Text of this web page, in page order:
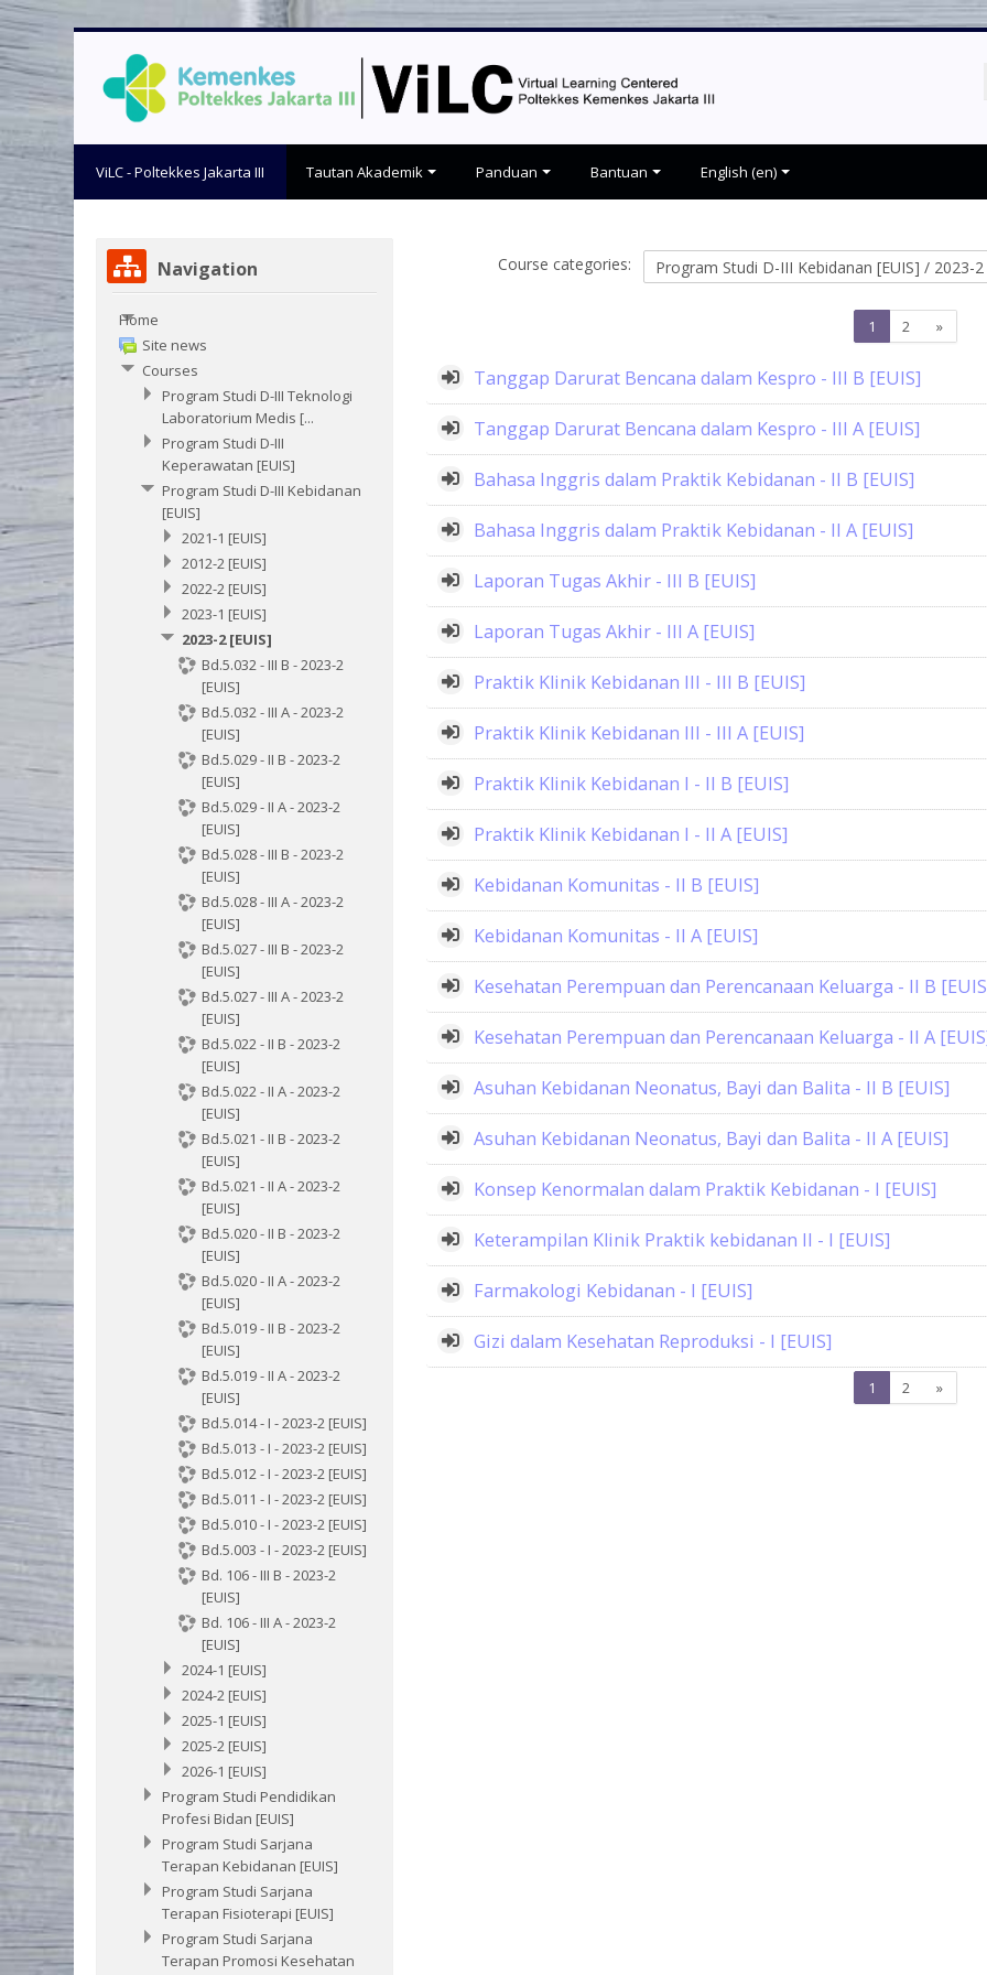
Skip
to
main
content
ViLC - Poltekkes Jakarta III Tautan Akademik Panduan Bantuan English ‎(en)‎
Course categories:
1 Page
1
2Page
2
»Next
page
Tanggap Darurat Bencana dalam Kespro - III B [EUIS]
Tanggap Darurat Bencana dalam Kespro - III A [EUIS]
Bahasa Inggris dalam Praktik Kebidanan - II B [EUIS]
Bahasa Inggris dalam Praktik Kebidanan - II A [EUIS]
Laporan Tugas Akhir - III B [EUIS]
Laporan Tugas Akhir - III A [EUIS]
Praktik Klinik Kebidanan III - III B [EUIS]
Praktik Klinik Kebidanan III - III A [EUIS]
Praktik Klinik Kebidanan I - II B [EUIS]
Praktik Klinik Kebidanan I - II A [EUIS]
Kebidanan Komunitas - II B [EUIS]
Kebidanan Komunitas - II A [EUIS]
Kesehatan Perempuan dan Perencanaan Keluarga - II B
Kesehatan Perempuan dan Perencanaan Keluarga - II A
Asuhan Kebidanan Neonatus, Bayi dan Balita - II B [EUIS]
Asuhan Kebidanan Neonatus, Bayi dan Balita - II A [EUIS]
Konsep Kenormalan dalam Praktik Kebidanan - I [EUIS]
Keterampilan Klinik Praktik kebidanan II - I [EUIS]
Farmakologi Kebidanan - I [EUIS]
Gizi dalam Kesehatan Reproduksi - I [EUIS]
1 Page
1
2Page
2
»Next
page
Skip
NavigationNavigation
Home
Site news
Courses
Program Studi D-III Teknologi
Laboratorium Medis [...
Program Studi D-III
Keperawatan [EUIS]
Program Studi D-III Kebidanan
[EUIS]
2021-1 [EUIS]
2012-2 [EUIS]
2022-2 [EUIS]
2023-1 [EUIS]
2023-2 [EUIS]
Bd.5.032 - III B - 2023-2
[EUIS]
Bd.5.032 - III A - 2023-2
[EUIS]
Bd.5.029 - II B - 2023-2
[EUIS]
Bd.5.029 - II A - 2023-2
[EUIS]
Bd.5.028 - III B - 2023-2
[EUIS]
Bd.5.028 - III A - 2023-2
[EUIS]
Bd.5.027 - III B - 2023-2
[EUIS]
Bd.5.027 - III A - 2023-2
[EUIS]
Bd.5.022 - II B - 2023-2
[EUIS]
Bd.5.022 - II A - 2023-2
[EUIS]
Bd.5.021 - II B - 2023-2
[EUIS]
Bd.5.021 - II A - 2023-2
[EUIS]
Bd.5.020 - II B - 2023-2
[EUIS]
Bd.5.020 - II A - 2023-2
[EUIS]
Bd.5.019 - II B - 2023-2
[EUIS]
Bd.5.019 - II A - 2023-2
[EUIS]
Bd.5.014 - I - 2023-2 [EUIS]
Bd.5.013 - I - 2023-2 [EUIS]
Bd.5.012 - I - 2023-2 [EUIS]
Bd.5.011 - I - 2023-2 [EUIS]
Bd.5.010 - I - 2023-2 [EUIS]
Bd.5.003 - I - 2023-2 [EUIS]
Bd. 106 - III B - 2023-2
[EUIS]
Bd. 106 - III A - 2023-2
[EUIS]
2024-1 [EUIS]
2024-2 [EUIS]
2025-1 [EUIS]
2025-2 [EUIS]
2026-1 [EUIS]
Program Studi Pendidikan
Profesi Bidan [EUIS]
Program Studi Sarjana
Terapan Kebidanan [EUIS]
Program Studi Sarjana
Terapan Fisioterapi [EUIS]
Program Studi Sarjana
Terapan Promosi Kesehatan